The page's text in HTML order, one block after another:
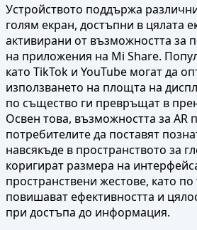
Устройството поддържа
голям екран, достъпни в цялата
активирани от възможността за
на приложения на Mi Share.
като TikTok и YouTube могат да
използването на площта на
по същество ги превръщат в
Освен това, възможността за AR
потребителите да поставят
навсякъде в пространството за
коригират размера на
пространствени жестове, като
повишават ефективността и
при достъпа до информация.